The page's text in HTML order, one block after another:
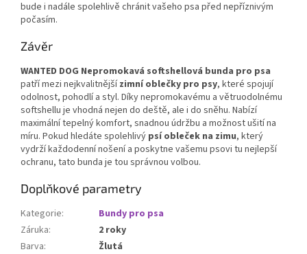
bude i nadále spolehlivě chránit vašeho psa před nepříznivým
počasím.
Závěr
WANTED DOG Nepromokavá softshellová bunda pro psa
patří mezi nejkvalitnějšízimní oblečky pro psy, které spojují
odolnost, pohodlí a styl. Díky nepromokavému a větruodolnému
softshellu je vhodná nejen do deště, ale i do sněhu. Nabízí
maximální tepelný komfort, snadnou údržbu a možnost ušití na
míru. Pokud hledáte spolehlivý psí obleček na zimu, který
vydrží každodenní nošení a poskytne vašemu psovi tu nejlepší
ochranu, tato bunda je tou správnou volbou.
Doplňkové parametry
Kategorie:
Bundy pro psa
Záruka:
2 roky
Barva:
Žlutá